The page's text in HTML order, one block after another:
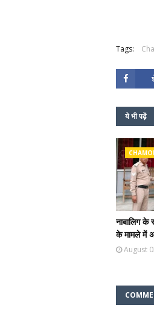
Tags:
ये भी पढ़ें
नाबालिग के
के मामले में
August